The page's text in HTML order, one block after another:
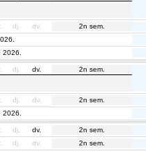
dj. dv. 2n sem.
dj. dv.
2n sem.
dj. dv. 2n sem.
dj. dv. 2n sem.
dj. dv. 2n sem.